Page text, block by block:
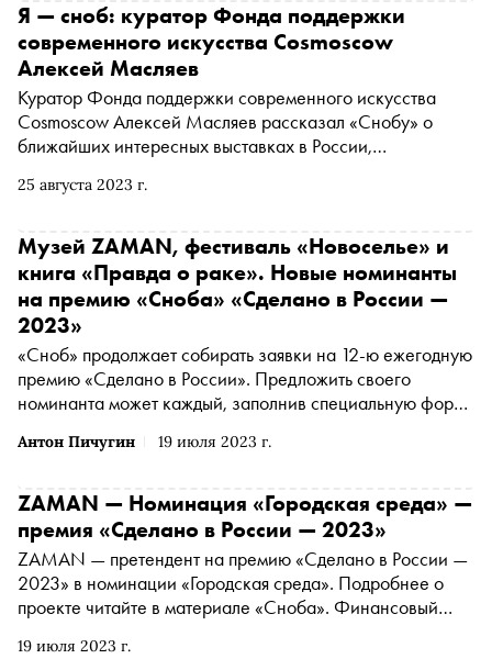
25 августа 2023 г.
Я — сноб: куратор Фонда поддержки
современного искусства Cosmoscow
Алексей Масляев
Куратор Фонда поддержки современного искусства
Cosmoscow Алексей Масляев рассказал «Снобу» о
ближайших интересных выставках в России,
его настроение
Антон Пичугин 19 июля 2023 г.
Музей ZAMAN, фестиваль «Новоселье» и
книга «Правда о раке». Новые номинанты
на премию «Сноба» «Сделано в России —
2023»
«Сноб» продолжает собирать заявки на 12-ю ежегодную
премию «Сделано в России». Предложить своего
номинанта может каждый, заполнив специальную форму
номинантах за прошедшую неделю
19 июля 2023 г.
ZAMAN — Номинация «Городская среда» —
премия «Сделано в России — 2023»
ZAMAN — претендент на премию «Сделано в России —
2023» в номинации «Городская среда». Подробнее о
проекте читайте в материале «Сноба». Финансовый
Технологический партнер — «Аквариус». Партнер